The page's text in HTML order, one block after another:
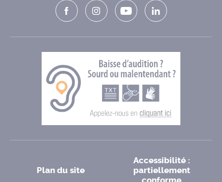
Plan du site
Accessibilité :
partiellement
conforme